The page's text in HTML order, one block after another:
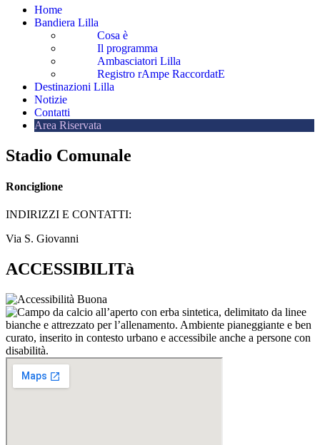
Home
Bandiera Lilla
Cosa è
Il programma
Ambasciatori Lilla
Registro rAmpe RaccordatE
Destinazioni Lilla
Notizie
Contatti
Area Riservata
Stadio Comunale
Ronciglione
INDIRIZZI E CONTATTI:​
Via S. Giovanni
ACCESSIBILITà